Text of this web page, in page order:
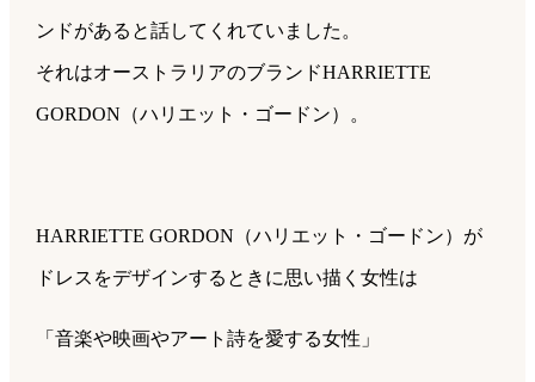
ンドがあると話してくれていました。
それはオーストラリアのブランドHARRIETTE
GORDON（ハリエット・ゴードン）。
HARRIETTE GORDON（ハリエット・ゴードン）が
ドレスをデザインするときに思い描く女性は
「音楽や映画やアート詩を愛する女性」